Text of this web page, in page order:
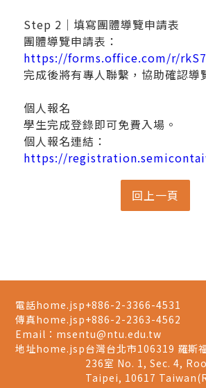
Step 2｜填寫團體導覽申請表
團體導覽申請表：
https://forms.office.com/r/
完成後將有專人聯繫，協助確認導
個人報名
學生完成登錄即可免費入場。
個人報名連結：
https://
電話home.jsp+886-2-3366-4531
傳真home.jsp+886-2-2363-4562
Email： msentu@ntu.edu.tw
地址home.jsp台灣台北市106319 羅斯
236室 No. 1, Sec. 4,
Taipei, 10617